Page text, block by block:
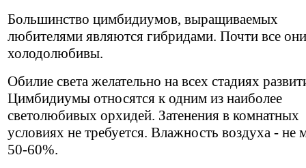
Большинство цимбидиумов, выращиваемых
любителями являются гибридами. Почти все они
холодолюбивы.
Обилие света желательно на всех стадиях
Цимбидиумы относятся к одним из наиболее
светолюбивых орхидей. Затенения в комнатных
условиях не требуется. Влажность воздуха - не
50-60%.